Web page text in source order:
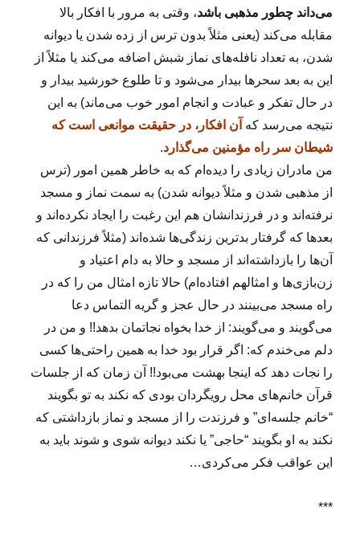
می‌داند چطور مذهبی باشد، وقتی به مرور با افکار بالا
مقابله می‌کند (یعنی مثلاً بدون ترس از زده شدن یا دیوانه
شدن، به تعداد نافله‌های نماز شبش اضافه می‌کند یا مثلاً از
این به بعد سحرها بیدار می‌شود و تا طلوع خورشید بیدار و
در حال تفکر و عبادت و انجام امور خوب می‌ماند) به این
نتیجه می‌رسد که آن افکار، در حقیقت موانعی است که
شیطان سر راه مؤمنین می‌گذارد.
من مادران زیادی را دیده‌ام که به خاطر همین امور (ترس
از مذهبی شدن و مثلاً دیوانه شدن) به سمت نماز و مسجد
نرفته‌اند و در فرزندانشان هم این رغبت را ایجاد نکرده‌اند و
بعدها که گرفتار بدترین زندگی‌ها شده‌اند (مثلاً فرزندانی که
آن‌ها را بازداشته‌اند از مسجد و حالا به دام اعتیاد و
زن‌بازی‌ها و امثالهم افتاده‌ام) حالا تازه امثال من را که در
راه مسجد می‌بینند در حال عجز و گریه التماس دعا
می‌گویند و می‌گویند: از خدا بخواه نجاتمان بدهد!! و من در
دلم می‌خندم که: اگر قرار بود خدا به همین راحتی‌ها کسی
را نجات دهد که اینجا بهشت می‌بود!! آن زمان که از جلسات
قرآن خانم‌های محل رویگردان بودی که نکند به تو بگویند
“خانم جلسه‌ای” و فرزندت را از مسجد و نماز بازداشتی که
نکند به او بگویند “حاجی” یا نکند دیوانه شوی و شوند باید به
این عواقب فکر می‌کردی…
***